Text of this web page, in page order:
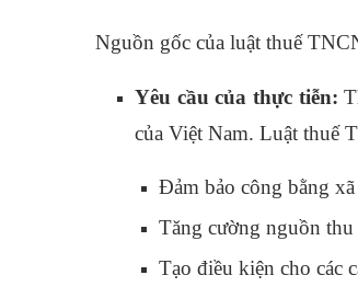
Nguồn gốc của luật thuế
Yêu cầu của thực tiễn:
của Việt Nam. Luật thuế
Đảm bảo công bằng
Tăng cường nguồn thu
Tạo điều kiện cho các